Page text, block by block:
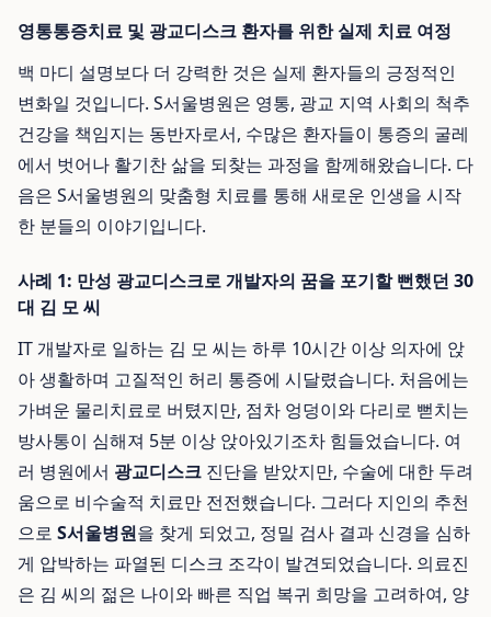
영통통증치료 및 광교디스크 환자를 위한 실제 치료 여정
백 마디 설명보다 더 강력한 것은 실제 환자들의 긍정적인
변화일 것입니다. S서울병원은 영통, 광교 지역 사회의 척추
건강을 책임지는 동반자로서, 수많은 환자들이 통증의 굴레
에서 벗어나 활기찬 삶을 되찾는 과정을 함께해왔습니다. 다
음은 S서울병원의 맞춤형 치료를 통해 새로운 인생을 시작
한 분들의 이야기입니다.
사례 1: 만성 광교디스크로 개발자의 꿈을 포기할 뻔했던 30
대 김 모 씨
IT 개발자로 일하는 김 모 씨는 하루 10시간 이상 의자에 앉
아 생활하며 고질적인 허리 통증에 시달렸습니다. 처음에는
가벼운 물리치료로 버텼지만, 점차 엉덩이와 다리로 뻗치는
방사통이 심해져 5분 이상 앉아있기조차 힘들었습니다. 여
러 병원에서 광교디스크 진단을 받았지만, 수술에 대한 두려
움으로 비수술적 치료만 전전했습니다. 그러다 지인의 추천
으로 S서울병원을 찾게 되었고, 정밀 검사 결과 신경을 심하
게 압박하는 파열된 디스크 조각이 발견되었습니다. 의료진
은 김 씨의 젊은 나이와 빠른 직업 복귀 희망을 고려하여, 양